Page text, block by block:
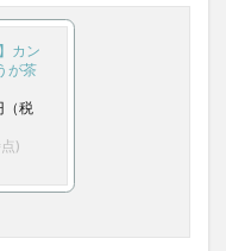
建設業29業種
建設業の簿記
建設業界
害
弾丸ツアー
カン
が茶
（税
)